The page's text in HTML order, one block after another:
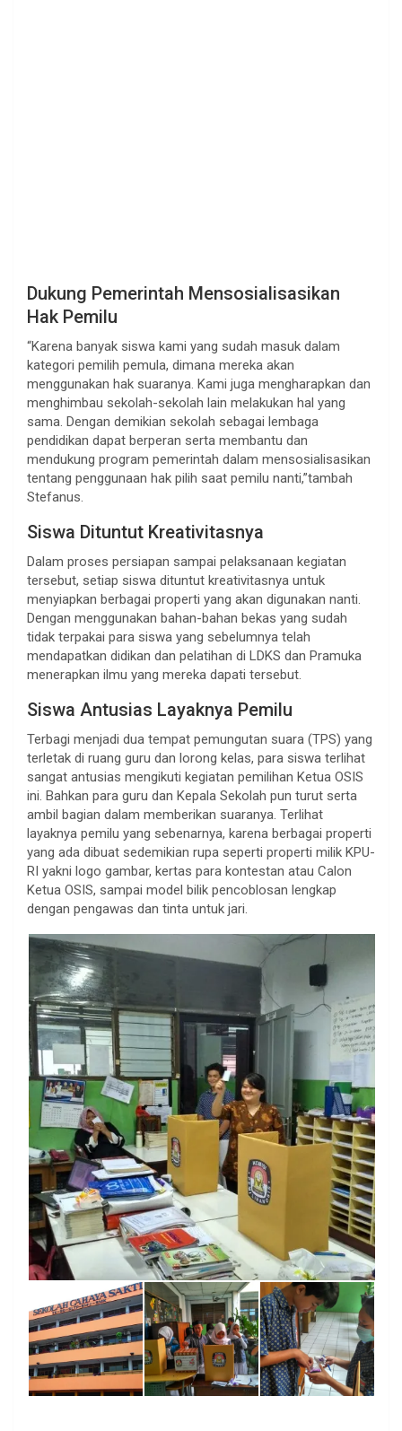
Dukung Pemerintah Mensosialisasikan
Hak Pemilu
“Karena banyak siswa kami yang sudah masuk dalam
kategori pemilih pemula, dimana mereka akan
menggunakan hak suaranya. Kami juga mengharapkan dan
menghimbau sekolah-sekolah lain melakukan hal yang
sama. Dengan demikian sekolah sebagai lembaga
pendidikan dapat berperan serta membantu dan
mendukung program pemerintah dalam mensosialisasikan
tentang penggunaan hak pilih saat pemilu nanti,”tambah
Stefanus.
Siswa Dituntut Kreativitasnya
Dalam proses persiapan sampai pelaksanaan kegiatan
tersebut, setiap siswa dituntut kreativitasnya untuk
menyiapkan berbagai properti yang akan digunakan nanti.
Dengan menggunakan bahan-bahan bekas yang sudah
tidak terpakai para siswa yang sebelumnya telah
mendapatkan didikan dan pelatihan di LDKS dan Pramuka
menerapkan ilmu yang mereka dapati tersebut.
Siswa Antusias Layaknya Pemilu
Terbagi menjadi dua tempat pemungutan suara (TPS) yang
terletak di ruang guru dan lorong kelas, para siswa terlihat
sangat antusias mengikuti kegiatan pemilihan Ketua OSIS
ini. Bahkan para guru dan Kepala Sekolah pun turut serta
ambil bagian dalam memberikan suaranya. Terlihat
layaknya pemilu yang sebenarnya, karena berbagai properti
yang ada dibuat sedemikian rupa seperti properti milik KPU-
RI yakni logo gambar, kertas para kontestan atau Calon
Ketua OSIS, sampai model bilik pencoblosan lengkap
dengan pengawas dan tinta untuk jari.